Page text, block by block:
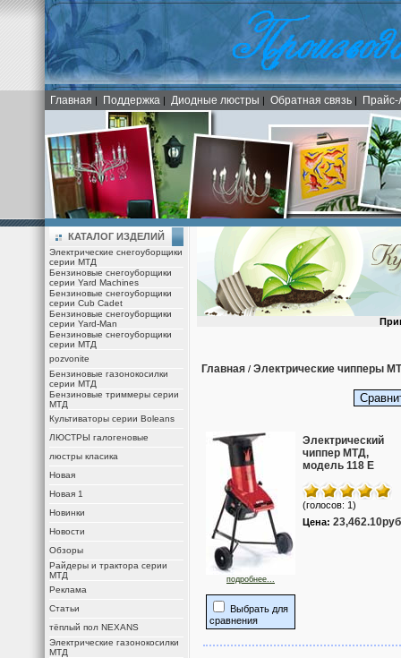
Главная | Поддержка | Диодные люстры | Обратная связь | Прайс-
КАТАЛОГ ИЗДЕЛИЙ
Электрические снегоуборщики
серии МТД
Бензиновые снегоуборщики
серии Yard Machines
Бензиновые снегоуборщики
серии Cub Cadet
Бензиновые снегоуборщики
серии Yard-Man
Бензиновые снегоуборщики
серии МТД
pozvonite
Бензиновые газонокосилки
серии МТД
Бензиновые триммеры серии
МТД
Культиваторы серии Boleans
ЛЮСТРЫ галогеновые
люстры класика
Новая
Новая 1
Новинки
Новости
Обзоры
Райдеры и трактора серии
МТД
Реклама
Статьи
тёплый пол NEXANS
Электрические газонокосилки
МТД
Главная / Электрические чипперы
подробнее...
Выбрать для
сравнения
Электрический
чиппер МТД,
модель 118 Е
(голосов: 1)
Цена: